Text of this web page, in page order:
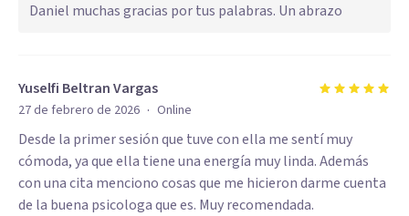
Daniel muchas gracias por tus palabras. Un abrazo
Yuselfi Beltran Vargas
27 de febrero de 2026 · Online
Desde la primer sesión que tuve con ella me sentí muy
cómoda, ya que ella tiene una energía muy linda. Además
con una cita menciono cosas que me hicieron darme cuenta
de la buena psicologa que es. Muy recomendada.